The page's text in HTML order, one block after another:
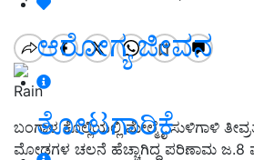
ಆರೋಗ್ಯ ಜೀವನ
ತೋಟಗಾರಿಕೆ
Rain
ಬಂಗಾಳ ಕೊಲ್ಲಿಯಲ್ಲಿ ಮೇಲ್ಮೈ ಸುಳಿಗಾಳಿ
ಮೋಡಗಳ ಚಲನೆ ಹೆಚ್ಚಾಗಿದ್ದ ಪರಿಣಾಮ ಜ.8